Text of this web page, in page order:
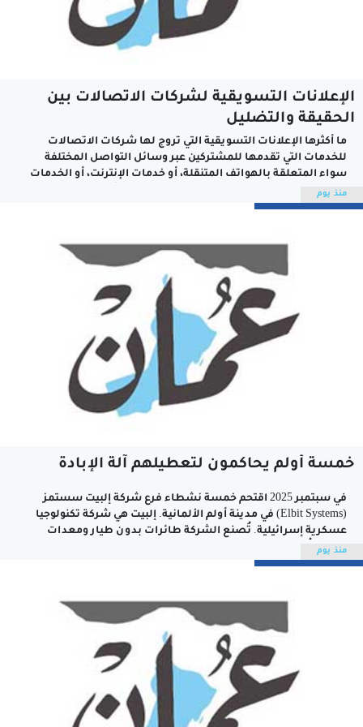
الإعلانات التسويقية لشركات الاتصالات بين
الحقيقة والتضليل
ما أكثرها الإعلانات التسويقية التي تروج لها شركات الاتصالات
للخدمات التي تقدمها للمشتركين عبر وسائل التواصل المختلفة
سواء المتعلقة بالهواتف المتنقلة، أو خدمات الإنترنت، أو الخدمات
الإضافية التي تتنوع حسب الاشتراكات الشهرية أو السنوية. الهدف
الذي تنشده شركات الاتصالات من الإعلانات التسويقية لمنتجاتها
منذ يوم
خمسة أولم يحاكمون لتعطيلهم آلة الإبادة
في سبتمبر 2025 اقتحم خمسة نشطاء فرع شركة إلبيت سستمز
(Elbit Systems) في مدينة أولم الألمانية. إلبيت هي شركة تكنولوجيا
عسكرية إسرائيلية. تُصنع الشركة طائرات بدون طيار ومعدات
اتصال تُستخدم في مراقبة وضرب الفلسطينيين. تسبب الناشطون
في تعطيل معدات تصنيع الأسلحة (الدرونز تحديدا) التي تُمكن جيش
منذ يوم